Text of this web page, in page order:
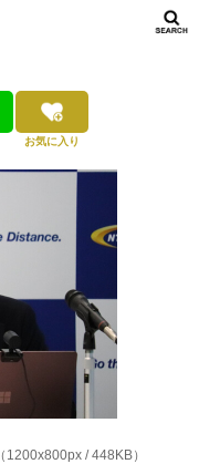
お気に入り
（1200x800px / 448KB）